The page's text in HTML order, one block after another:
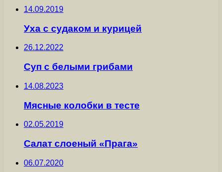
14.09.2019
Уха с судаком и курицей
26.12.2022
Суп с белыми грибами
14.08.2023
Мясные колобки в тесте
02.05.2019
Салат слоеный «Прага»
06.07.2020